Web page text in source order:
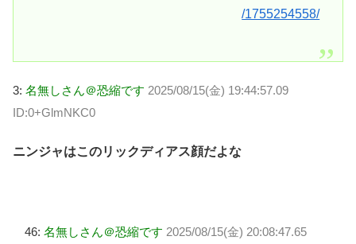
/1755254558/
3: 名無しさん＠恐縮です 2025/08/15(金) 19:44:57.09
ID:0+GlmNKC0
ニンジャはこのリックディアス顔だよな
46: 名無しさん＠恐縮です 2025/08/15(金) 20:08:47.65